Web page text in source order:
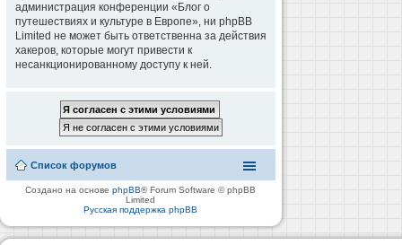
администрация конференции «Блог о
путешествиях и культуре в Европе», ни phpBB
Limited не может быть ответственна за действия
хакеров, которые могут привести к
несанкционированному доступу к ней.
Список форумов
Создано на основеphpBB® Forum Software © phpBB
Limited
Русская поддержка phpBB